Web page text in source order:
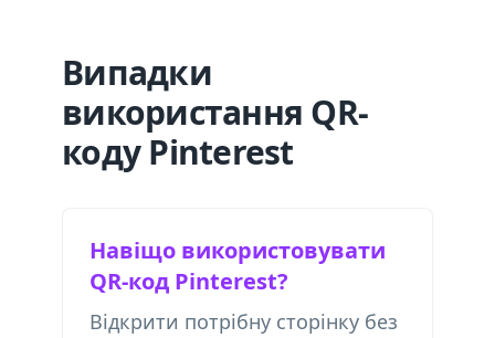
Випадки
використання QR-
коду Pinterest
Навіщо використовувати
QR-код Pinterest?
Відкрити потрібну сторінку без